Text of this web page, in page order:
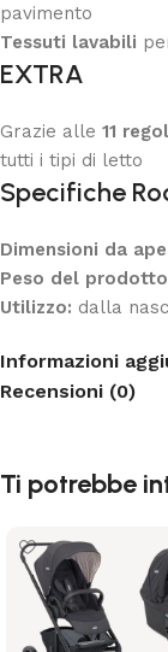
pavimento
Tessuti lavabili
EXTRA
Grazie alle 11
tutti i tipi di letto
Specifiche
Dimensioni da
Peso del
Utilizzo: dalla
Informazioni
Recensioni (0)
Ti potrebbe